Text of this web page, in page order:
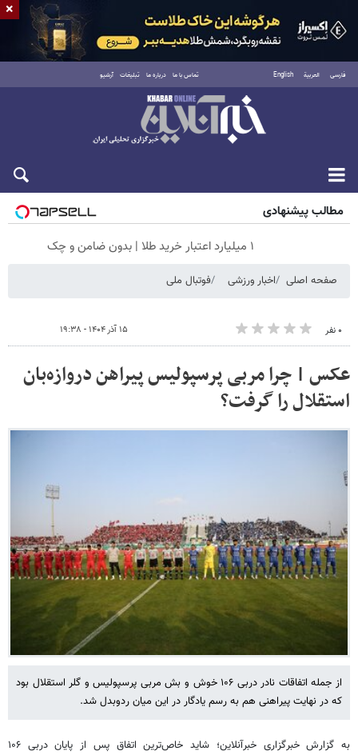
فارسی العربية English تماس با ما درباره ما تبلیغات آرشیو
جمعه ۱۶ مرداد ۱۴۰۵
مطالب پیشنهادی
۱ میلیارد اعتبار خرید طلا | بدون ضامن و چک
صفحه اصلی اخبار ورزشی فوتبال ملی
۰ نفر ۱۵ آذر ۱۴۰۴ - ۱۹:۳۸
عکس | چرا مربی پرسپولیس پیراهن دروازه‌بان
استقلال را گرفت؟
از جمله اتفاقات نادر دربی ۱۰۶ خوش و بش مربی پرسپولیس و گلر استقلال بود
که در نهایت پیراهنی هم به رسم یادگار در این میان ردوبدل شد.
به گزارش خبرگزاری خبرآنلاین؛ شاید خاص‌ترین اتفاق پس از پایان دربی ۱۰۶
×